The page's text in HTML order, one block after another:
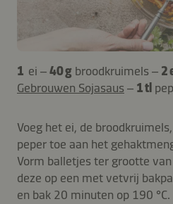
1 ei –40 g broodkruimels – 2
Gebrouwen Sojasaus – 1 tl
Voeg het ei, de
peper toe aan het
Vorm balletjes ter grootte
deze op een met vetvrij
en bak 20 minuten op 190 °C.